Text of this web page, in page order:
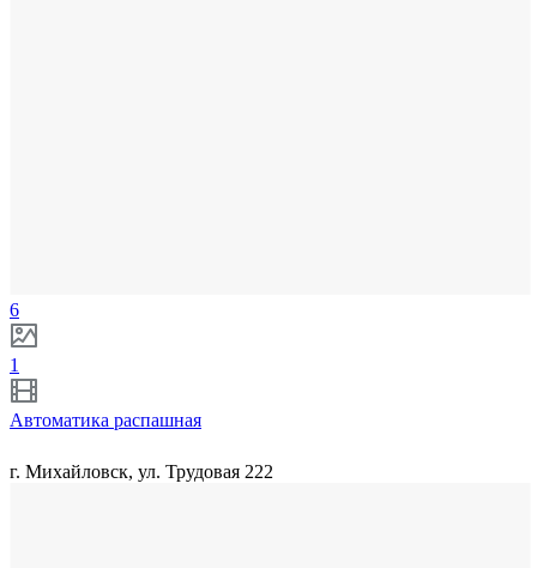
6
1
Автоматика распашная
г. Михайловск, ул. Трудовая 222